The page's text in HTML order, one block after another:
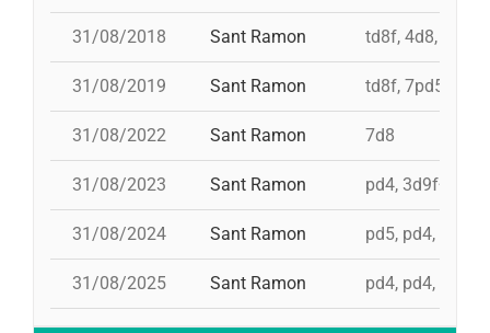
31/08/2018 Sant Ramon td8f, 4d8, 3d8,
31/08/2019 Sant Ramon td8f, 7pd5, pd5
31/08/2022 Sant Ramon 7d8
31/08/2023 Sant Ramon pd4,
31/08/2024 Sant Ramon pd5, pd4, 4d8,
31/08/2025 Sant Ramon pd4, pd4, 3d9f,